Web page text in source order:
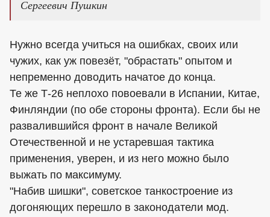
Сергеевич Пушкин
Нужно всегда учиться на ошибках, своих или
чужих, как уж повезёт, "обрастать" опытом и
непременно доводить начатое до конца.
Те же Т-26 неплохо повоевали в Испании, Китае,
Финляндии (по обе стороны фронта). Если бы не
развалившийся фронт в начале Великой
Отечественной и не устаревшая тактика
применения, уверен, и из него можно было
выжать по максимуму.
"Набив шишки", советское танкостроение из
догоняющих перешло в законодатели мод.